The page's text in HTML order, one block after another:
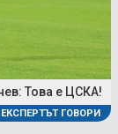
Това е ЦСКА!
ЕКСПЕРТЪТ ГОВОРИ